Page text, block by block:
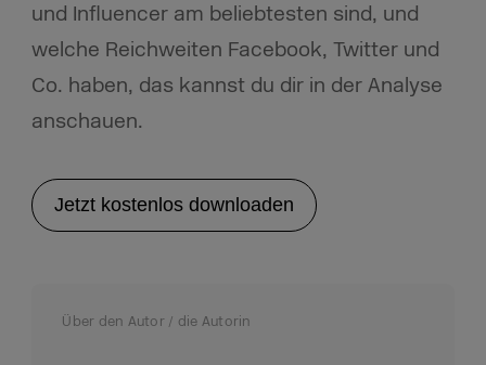
und Influencer am beliebtesten sind, und
welche Reichweiten Facebook, Twitter und
Co. haben, das kannst du dir in der Analyse
anschauen.
Jetzt kostenlos downloaden
Über den Autor / die Autorin